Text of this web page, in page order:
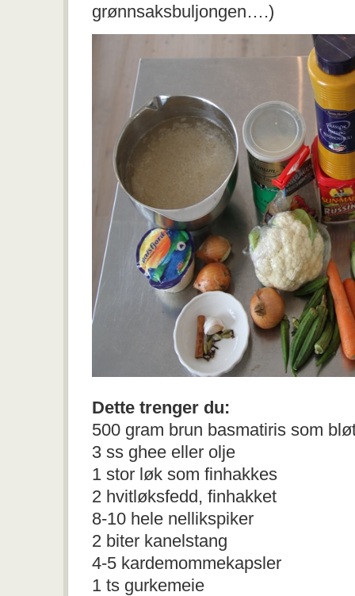
grønnsaksbuljongen….)
Dette trenger du:
500 gram brun basmatiris som
3 ss ghee eller olje
1 stor løk som finhakkes
2 hvitløksfedd, finhakket
8-10 hele nellikspiker
2 biter kanelstang
4-5 kardemommekapsler
1 ts gurkemeie